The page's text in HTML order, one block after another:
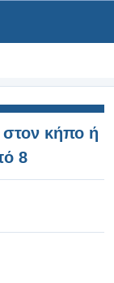
κήπο ή
8